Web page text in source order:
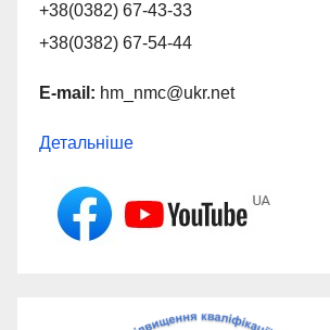
+38(0382) 67-43-33
+38(0382) 67-54-44
E-mail: hm_nmc@ukr.net
Детальніше